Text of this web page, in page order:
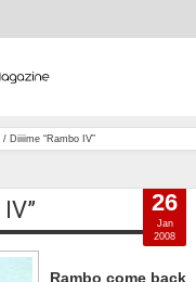
/ Diiiime “Rambo IV”
Rambo come back
26
Jan
2008